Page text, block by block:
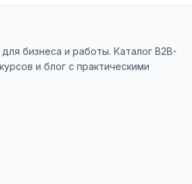
за доверие и
ToolFox! 🚀
бизнеса и работы. Каталог B2B-
и блог с практическими